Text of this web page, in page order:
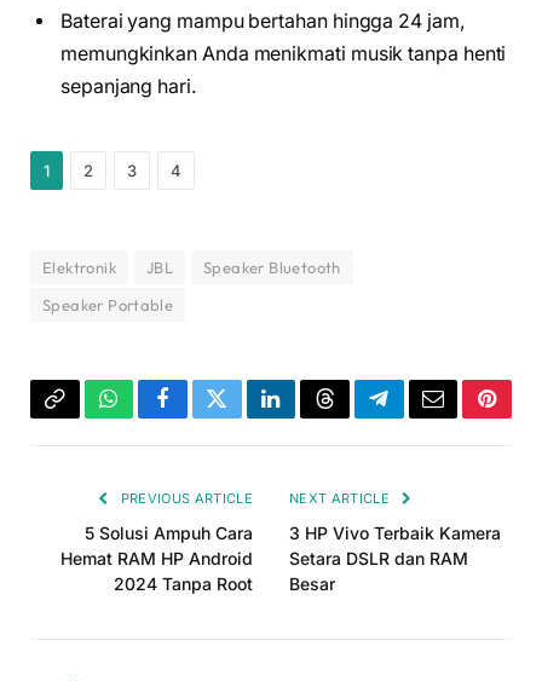
Baterai yang mampu bertahan hingga 24 jam,
memungkinkan Anda menikmati musik tanpa henti
sepanjang hari.
1 2 3 4
Elektronik JBL
Speaker Bluetooth
Speaker Portable
Copy WhatsAppFacebookTwitterLinkedInThreadsTelegramEmail
PREVIOUS ARTICLE
5 Solusi Ampuh Cara
Hemat RAM HP Android
2024 Tanpa Root
NEXT ARTICLE
3 HP Vivo Terbaik Kamera
Setara DSLR dan RAM
Besar